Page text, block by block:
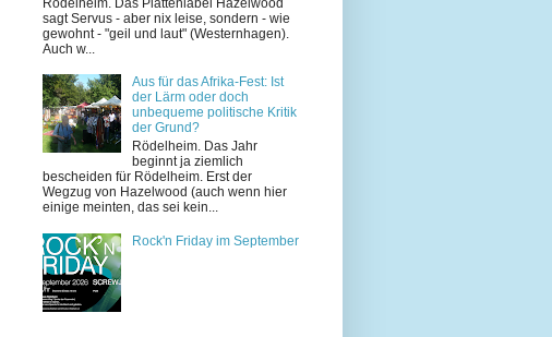
sagt Servus - aber nix leise, sondern - wie
gewohnt - "geil und laut" (Westernhagen).
Auch w...
Aus für das Afrika-Fest: Ist
der Lärm oder doch
unbequeme politische Kritik
der Grund?
Rödelheim. Das Jahr
beginnt ja ziemlich
bescheiden für Rödelheim. Erst der
Wegzug von Hazelwood (auch wenn hier
einige meinten, das sei kein...
Rock'n Friday im September